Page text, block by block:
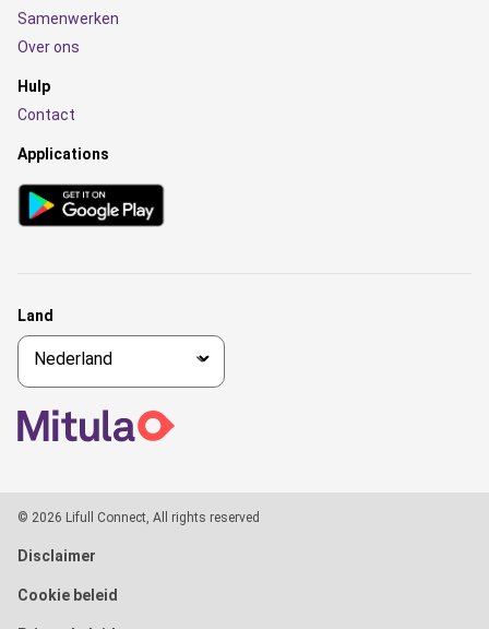
Samenwerken
Over ons
Hulp
Contact
Applications
Land
© 2026 Lifull Connect, All rights reserved
Disclaimer
Cookie beleid